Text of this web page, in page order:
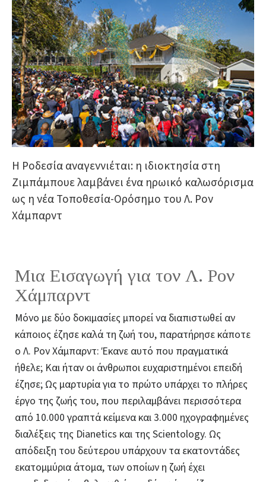
Η Ροδεσία αναγεννιέται: η ιδιοκτησία στη
Ζιμπάμπουε λαμβάνει ένα ηρωικό καλωσόρισμα
ως η νέα Τοποθεσία-Ορόσημο του Λ. Ρον
Χάμπαρντ
Μια Εισαγωγή για τον Λ. Ρον
Χάμπαρντ
Μόνο με δύο δοκιμασίες μπορεί να διαπιστωθεί αν
κάποιος έζησε καλά τη ζωή του, παρατήρησε κάποτε
ο Λ. Ρον Χάμπαρντ: Έκανε αυτό που πραγματικά
ήθελε; Και ήταν οι άνθρωποι ευχαριστημένοι επειδή
έζησε; Ως μαρτυρία για το πρώτο υπάρχει το πλήρες
έργο της ζωής του, που περιλαμβάνει περισσότερα
από 10.000 γραπτά κείμενα και 3.000 ηχογραφημένες
διαλέξεις της Dianetics και της Scientology. Ως
απόδειξη του δεύτερου υπάρχουν τα εκατοντάδες
εκατομμύρια άτομα, των οποίων η ζωή έχει